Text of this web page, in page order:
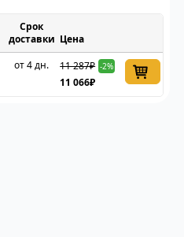
Срок
доставки Цена
от 4 дн. 11 287₽ -2%
11 066₽